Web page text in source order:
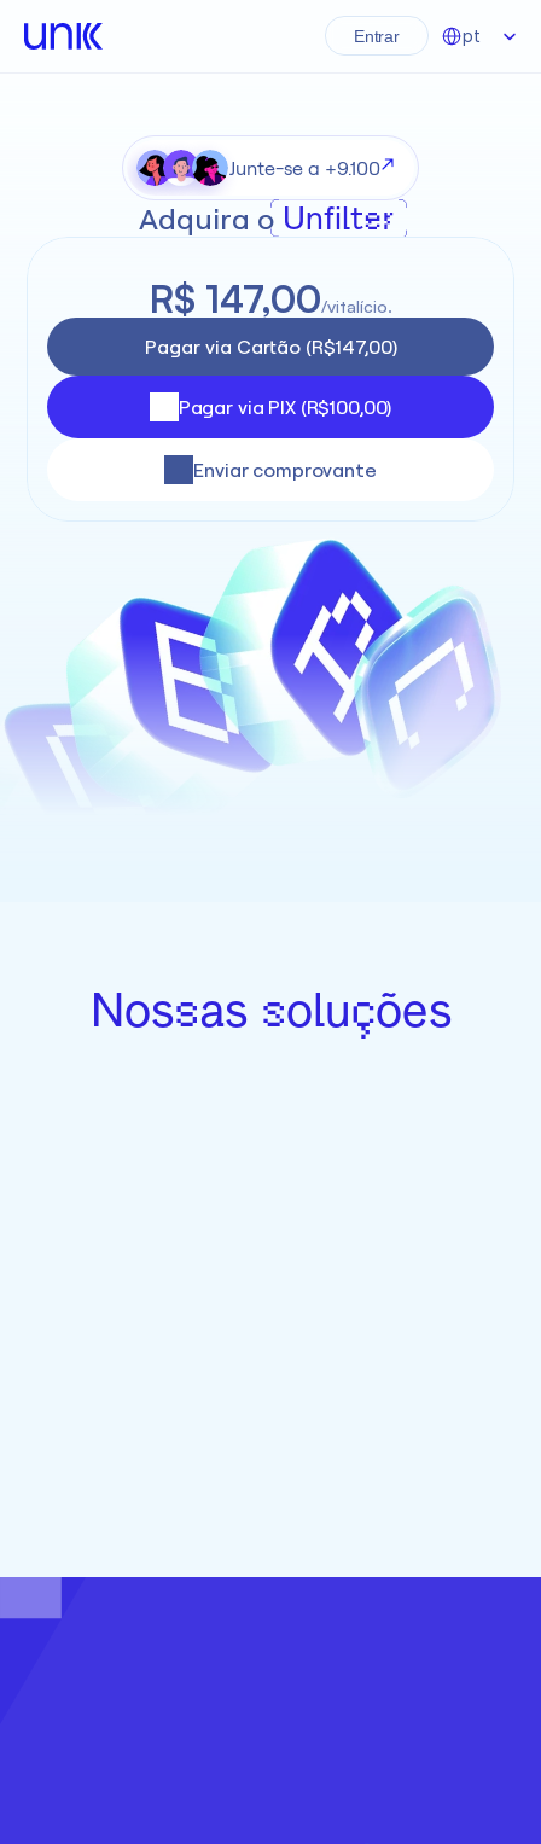
Junte-se a +9.100
Adquira o Unfilter
R$ 147,00/vitalício.
Pagar via Cartão (R$147,00)
Pagar via PIX (R$100,00)
Enviar comprovante
Nossas soluções
Entrar pt